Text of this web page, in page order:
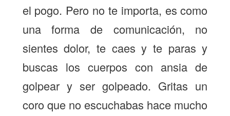
el pogo. Pero no te importa, es como
una forma de comunicación, no
sientes dolor, te caes y te paras y
buscas los cuerpos con ansia de
golpear y ser golpeado. Gritas un
coro que no escuchabas hace mucho